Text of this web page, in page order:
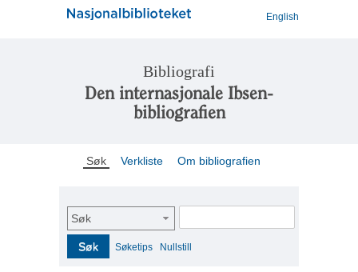
English
Bibliografi
Den internasjonale Ibsen-
bibliografien
Søk Verkliste Om bibliografien
Søk
Søk Søketips Nullstill